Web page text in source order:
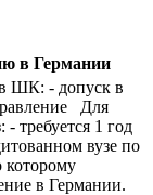
в Германии
ШК: - допуск в
Для
- требуется 1 год
вузе по
в Германии.